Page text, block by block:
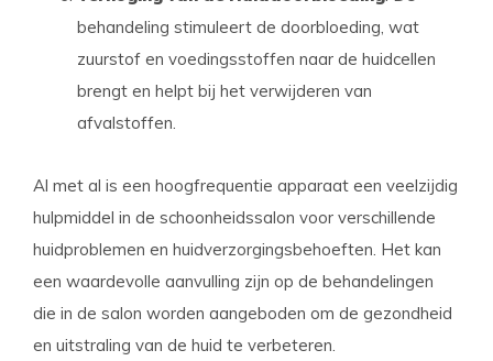
behandeling stimuleert de doorbloeding, wat
zuurstof en voedingsstoffen naar de huidcellen
brengt en helpt bij het verwijderen van
afvalstoffen.
Al met al is een hoogfrequentie apparaat een veelzijdig
hulpmiddel in de schoonheidssalon voor verschillende
huidproblemen en huidverzorgingsbehoeften. Het kan
een waardevolle aanvulling zijn op de behandelingen
die in de salon worden aangeboden om de gezondheid
en uitstraling van de huid te verbeteren.